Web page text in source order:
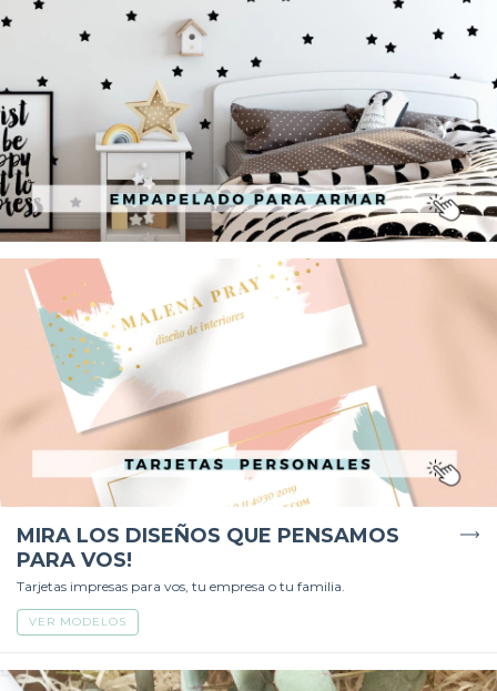
MIRA LOS DISEÑOS QUE PENSAMOS
PARA VOS!
Tarjetas impresas para vos, tu empresa o tu familia.
VER MODELOS